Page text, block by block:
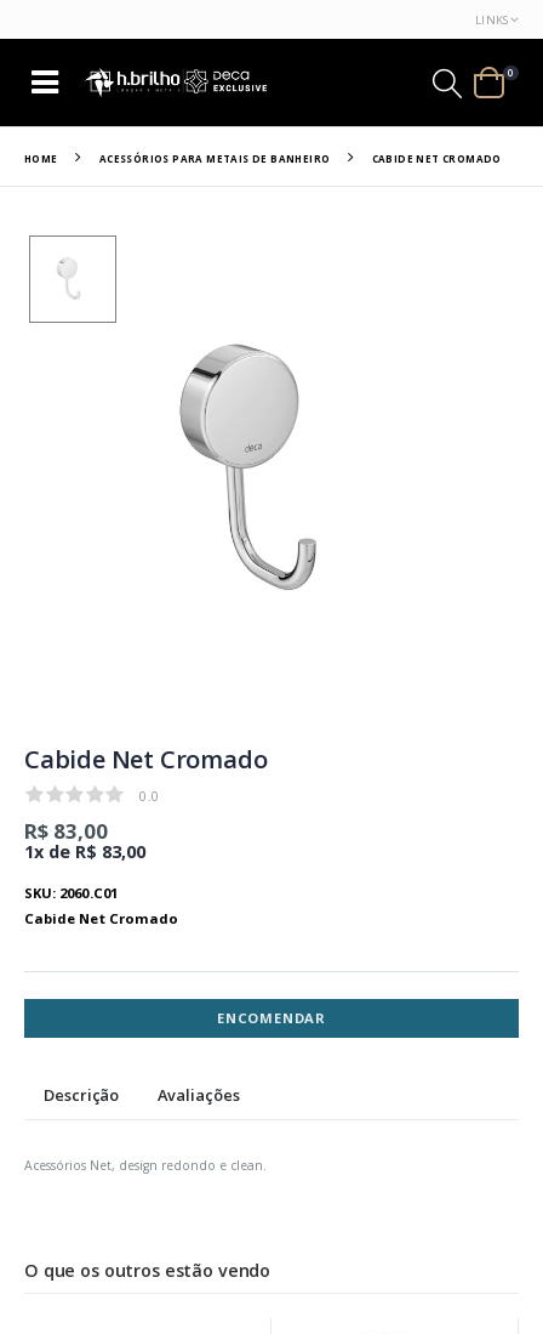
LINKS
0
HOME ACESSÓRIOS PARA METAIS DE BANHEIRO CABIDE NET CROMADO
Cabide Net Cromado
0.0
0.0
R$ 83,00
1x de R$ 83,00
SKU: 2060.C01
Cabide Net Cromado
ENCOMENDAR
Descrição Avaliações
Acessórios Net, design redondo e clean.
O que os outros estão vendo